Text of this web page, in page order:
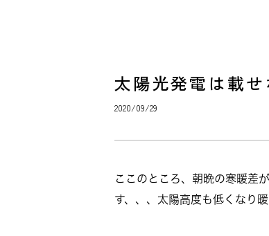
太陽光発電は載
2020/09/29
ここのところ、朝晩の寒暖差
す、、、太陽高度も低くなり